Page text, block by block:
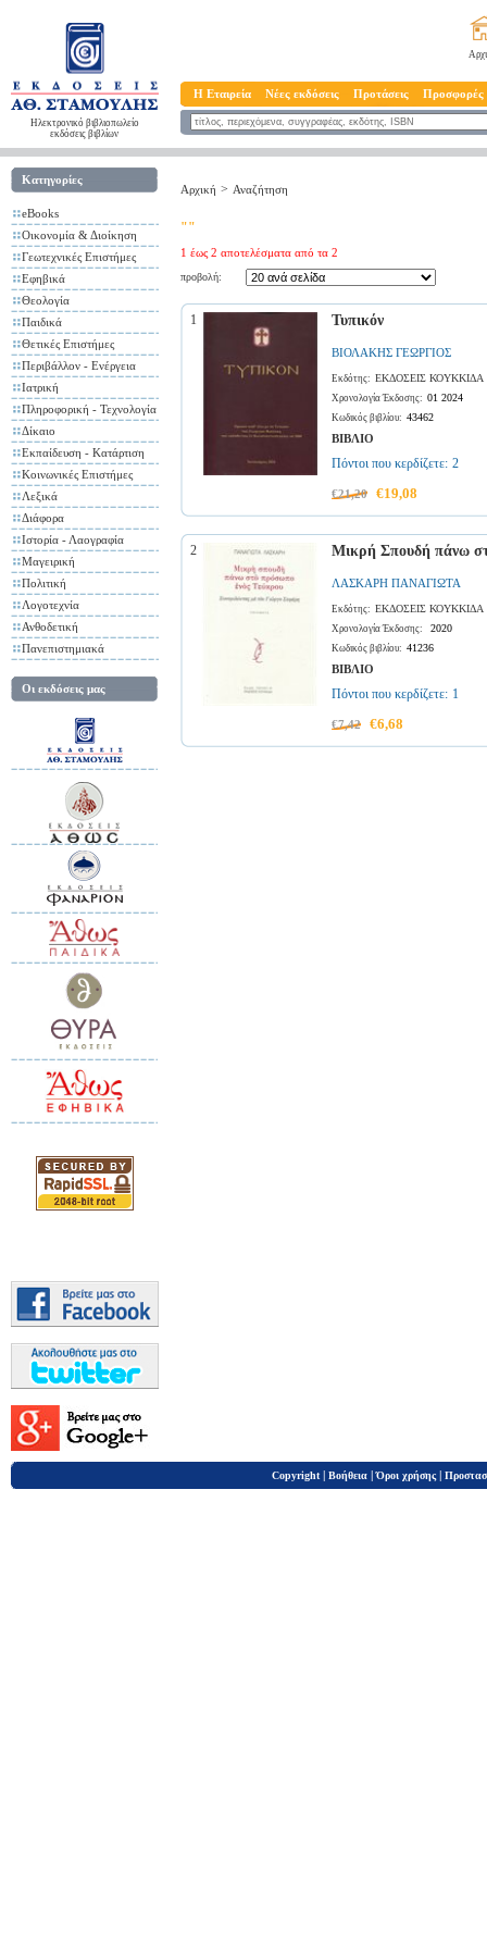
Ηλεκτρονικό βιβλιοπωλείο
εκδόσεις βιβλίων
Η Εταιρεία Νέες εκδόσεις Προτάσεις Προσφορές
Κατηγορίες
eBooks
Οικονομία & Διοίκηση
Γεωτεχνικές Επιστήμες
Εφηβικά
Θεολογία
Παιδικά
Θετικές Επιστήμες
Περιβάλλον - Ενέργεια
Ιατρική
Πληροφορική - Τεχνολογία
Δίκαιο
Εκπαίδευση - Κατάρτιση
Κοινωνικές Επιστήμες
Λεξικά
Διάφορα
Ιστορία - Λαογραφία
Μαγειρική
Πολιτική
Λογοτεχνία
Ανθοδετική
Πανεπιστημιακά
Οι εκδόσεις μας
Αρχική > Αναζήτηση
""
1 έως 2 αποτελέσματα από τα 2
προβολή:
1 Τυπικόν
ΒΙΟΛΑΚΗΣ ΓΕΩΡΓΙΟΣ
Εκδότης: ΕΚΔΟΣΕΙΣ ΚΟΥΚΚΙΔΑ
Χρονολογία Έκδοσης: 01 2024
Κωδικός βιβλίου: 43462
ΒΙΒΛΙΟ
Πόντοι που κερδίζετε: 2
€21,20 €19,08
2 Μικρή Σπουδή πάνω
ΛΑΣΚΑΡΗ ΠΑΝΑΓΙΩΤΑ
Εκδότης: ΕΚΔΟΣΕΙΣ ΚΟΥΚΚΙΔΑ
Χρονολογία Έκδοσης: 2020
Κωδικός βιβλίου: 41236
ΒΙΒΛΙΟ
Πόντοι που κερδίζετε: 1
€7,42 €6,68
Copyright | Βοήθεια |Όροι χρήσης |